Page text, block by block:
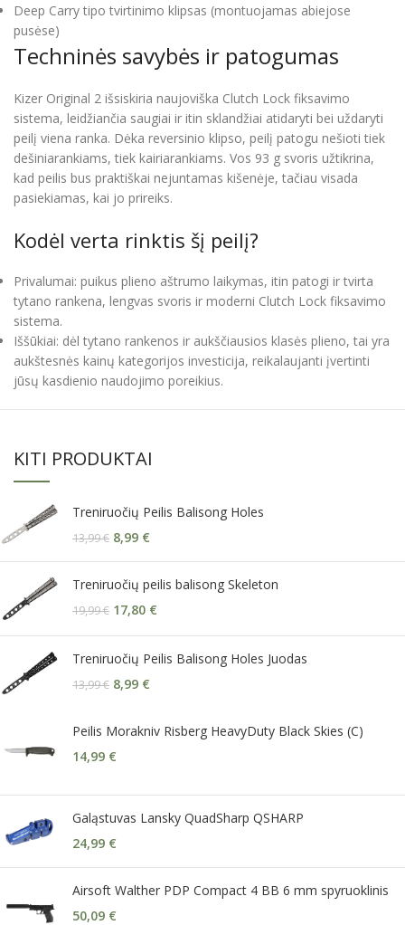
Deep Carry tipo tvirtinimo klipsas (montuojamas abiejose
pusėse)
Techninės savybės ir patogumas
Kizer Original 2 išsiskiria naujoviška Clutch Lock fiksavimo
sistema, leidžiančia saugiai ir itin sklandžiai atidaryti bei uždaryti
peilį viena ranka. Dėka reversinio klipso, peilį patogu nešioti tiek
dešiniarankiams, tiek kairiarankiams. Vos 93 g svoris užtikrina,
kad peilis bus praktiškai nejuntamas kišenėje, tačiau visada
pasiekiamas, kai jo prireiks.
Kodėl verta rinktis šį peilį?
Privalumai: puikus plieno aštrumo laikymas, itin patogi ir tvirta
tytano rankena, lengvas svoris ir moderni Clutch Lock fiksavimo
sistema.
Iššūkiai: dėl tytano rankenos ir aukščiausios klasės plieno, tai yra
aukštesnės kainų kategorijos investicija, reikalaujanti įvertinti
jūsų kasdienio naudojimo poreikius.
KITI PRODUKTAI
Treniruočių Peilis Balisong Holes
13,99€ 8,99 €
Treniruočių peilis balisong Skeleton
19,99€ 17,80 €
Treniruočių Peilis Balisong Holes Juodas
13,99€ 8,99 €
Peilis Morakniv Risberg HeavyDuty Black Skies (C)
14,99 €
Galąstuvas Lansky QuadSharp QSHARP
24,99 €
Airsoft Walther PDP Compact 4 BB 6 mm spyruoklinis
50,09 €